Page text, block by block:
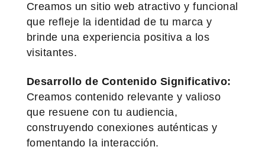
Creamos un sitio web atractivo y funcional
que refleje la identidad de tu marca y
brinde una experiencia positiva a los
visitantes.
Desarrollo de Contenido Significativo:
Creamos contenido relevante y valioso
que resuene con tu audiencia,
construyendo conexiones auténticas y
fomentando la interacción.